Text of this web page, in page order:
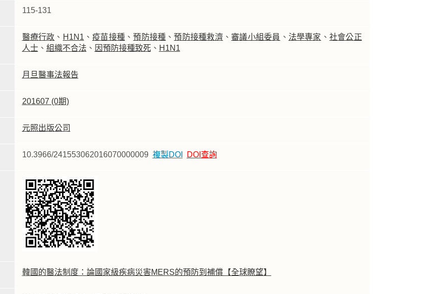
115-131
醫療行政 、 H1N1 、疫苗接種 、預防接種 、預防接種救濟 、審議小組委員 、 法學專家 、 社會公正
人士、 組織不合法 、 因預防接種致死、 H1N1
月旦醫事法報告
201607 (0期)
元照出版公司
10.3966/241553062016070000009 複製DOI DOI查詢
韓國的醫法制度：論國家級疾病災害MERS的預防到補償【全球瞭望】